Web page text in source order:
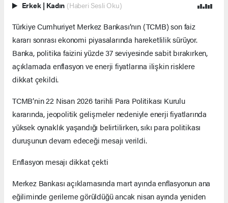
Erkek | Kadın (Haberi Sesli Oku)
Türkiye Cumhuriyet Merkez Bankası’nın (TCMB) son faiz
kararı sonrası ekonomi piyasalarında hareketlilik sürüyor.
Banka, politika faizini yüzde 37 seviyesinde sabit bırakırken,
açıklamada enflasyon ve enerji fiyatlarına ilişkin risklere
dikkat çekildi.
TCMB’nin 22 Nisan 2026 tarihli Para Politikası Kurulu
kararında, jeopolitik gelişmeler nedeniyle enerji fiyatlarında
yüksek oynaklık yaşandığı belirtilirken, sıkı para politikası
duruşunun devam edeceği mesajı verildi.
Enflasyon mesajı dikkat çekti
Merkez Bankası açıklamasında mart ayında enflasyonun ana
eğiliminde gerileme görüldüğü ancak nisan ayında yeniden